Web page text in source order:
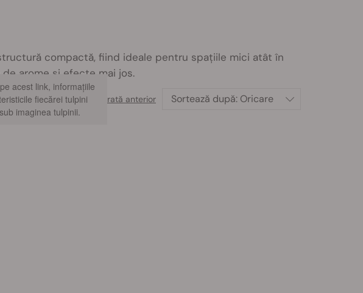
compactă, fiind ideale pentru spațiile mici atât în
arome și efecte mai jos.
acest link, informațiile
fiecărei tulpini
imaginea tulpinii.
< Arată anterior Sortează după: Oricare